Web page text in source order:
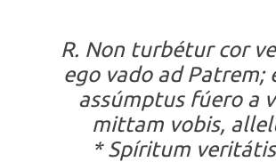
R. Non turbétur cor
ego vado ad Patrem;
assúmptus fúero a
mittam vobis,
* Spíritum